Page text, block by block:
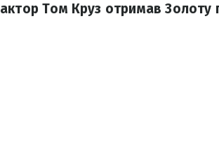
актор Том Круз отримав Золоту